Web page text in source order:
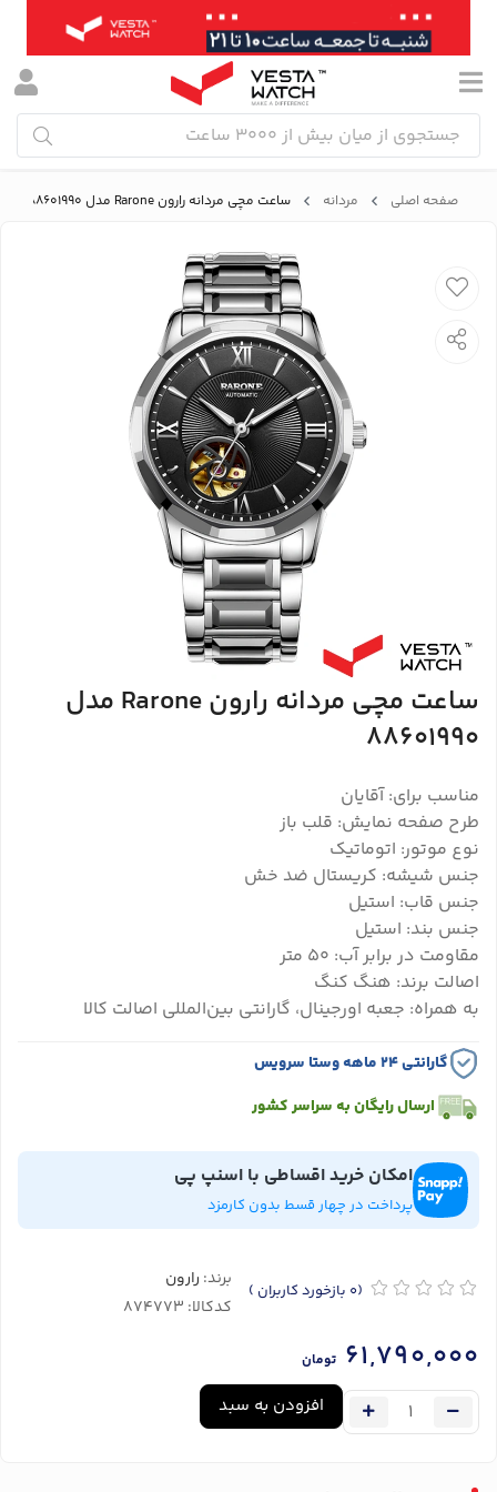
صفحه اصلی مردانه ساعت مچی مردانه رارون Rarone مدل 88601990
ساعت مچی مردانه رارون Rarone مدل
88601990
مناسب برای: آقایان
طرح صفحه نمایش: قلب باز
نوع موتور: اتوماتیک
جنس شیشه: کریستال ضد خش
جنس قاب: استیل
جنس بند: استیل
مقاومت در برابر آب: 50 متر
اصالت برند: هنگ کنگ
به همراه: جعبه اورجینال، گارانتی بین‌المللی اصالت کالا
گارانتی ۲۴ ماهه وستا سرویس
ارسال رایگان به سراسر کشور
امکان خرید اقساطی با اسنپ پی
پرداخت در چهار قسط بدون کارمزد
(0 بازخورد کاربران ) برند: رارون
کدکالا:
61,790,000 تومان
افزودن به سبد